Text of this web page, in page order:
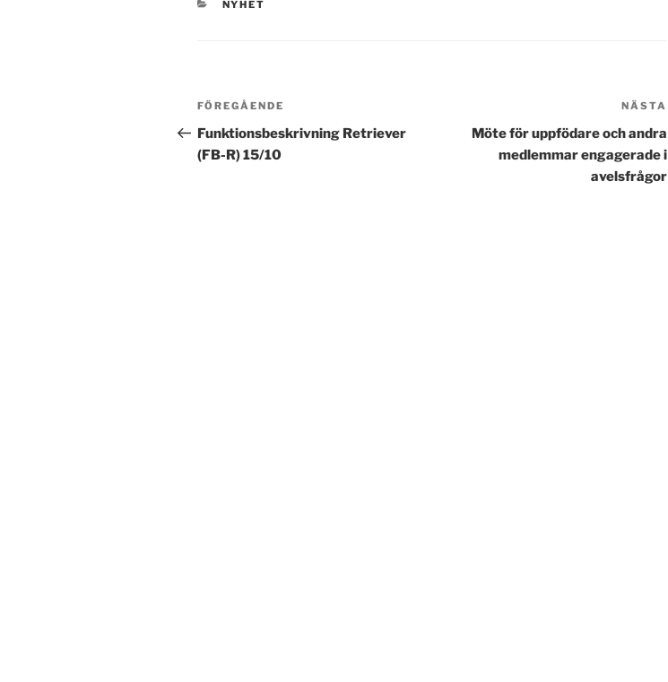
KATEGORIER
NYHET
Inläggsnavigering
Föregående
inlägg
FÖREGÅENDE
Funktionsbeskrivning Retriever
(FB-R) 15/10
NÄSTA
Möte för uppfödare och andra
medlemmar engagerade i
avelsfrågor